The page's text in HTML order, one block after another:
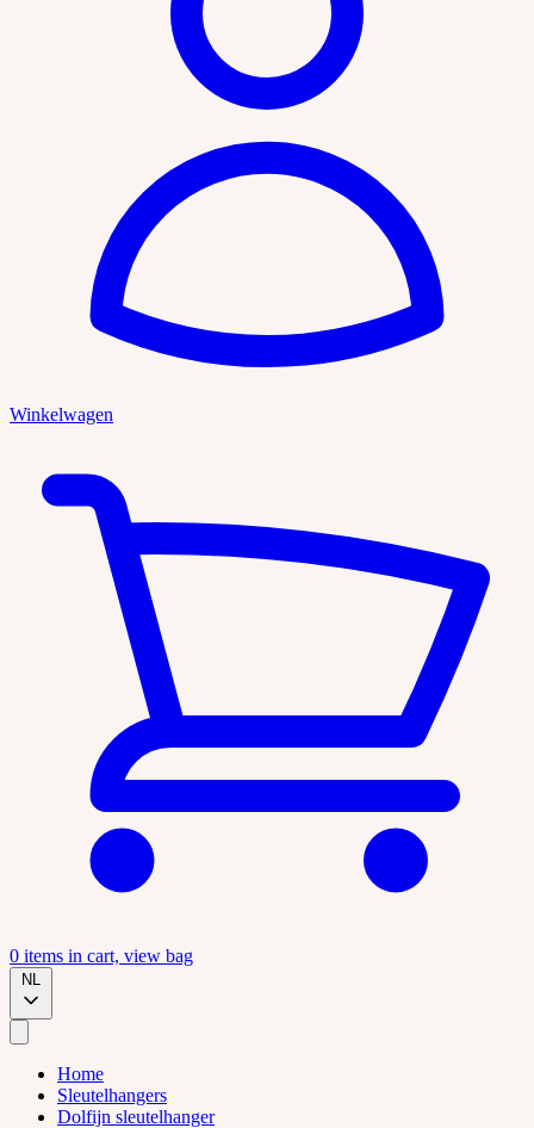
Winkelwagen
0 items in cart, view bag
NL
Home
Sleutelhangers
Dolfijn sleutelhanger